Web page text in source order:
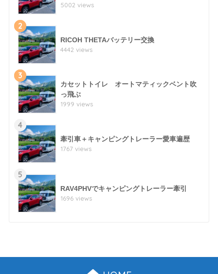
5002 views
2
RICOH THETAバッテリー交換
4442 views
3
カセットトイレ オートマティックベント吹
っ飛ぶ
1999 views
4
牽引車＋キャンピングトレーラー愛車遍歴
1767 views
5
RAV4PHVでキャンピングトレーラー牽引
1696 views